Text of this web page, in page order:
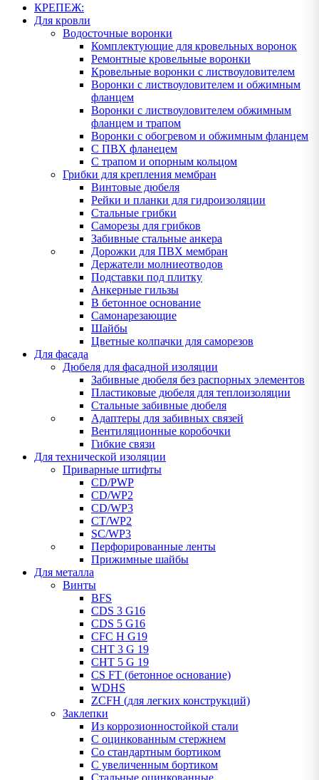
КРЕПЕЖ:
Для кровли
Водосточные воронки
Комплектующие для кровельных воронок
Ремонтные кровельные воронки
Кровельные воронки с листвоуловителем
Воронки с листвоуловителем и обжимным
фланцем
Воронки с листвоуловителем обжимным
фланцем и трапом
Воронки с обогревом и обжимным фланцем
С ПВХ фланецем
С трапом и опорным кольцом
Грибки для крепления мембран
Винтовые дюбеля
Рейки и планки для гидроизоляции
Стальные грибки
Саморезы для грибков
Забивные стальные анкера
Дорожки для ПВХ мембран
Держатели молниеотводов
Подставки под плитку
Анкерные гильзы
В бетонное основание
Самонарезающие
Шайбы
Цветные колпачки для саморезов
Для фасада
Дюбеля для фасадной изоляции
Забивные дюбеля без распорных элементов
Пластиковые дюбеля для теплоизоляции
Стальные забивные дюбеля
Адаптеры для забивных связей
Вентиляционные коробочки
Гибкие связи
Для технической изоляции
Приварные штифты
CD/PWP
CD/WP2
CD/WP3
CT/WP2
SC/WP3
Перфорированные ленты
Прижимные шайбы
Для металла
Винты
BFS
CDS 3 G16
CDS 5 G16
CFC H G19
CHT 3 G 19
CHT 5 G 19
CS FT (бетонное основание)
WDHS
ZCFH (для легких конструкций)
Заклепки
Из коррозионностойкой стали
С оцинкованным стержнем
Со стандартным бортиком
С увеличенным бортиком
Стальные оцинкованные